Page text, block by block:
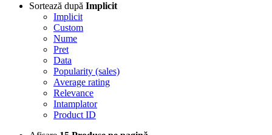
Sortează după Implicit
Implicit
Custom
Nume
Pret
Data
Popularity (sales)
Average rating
Relevance
Intamplator
Product ID